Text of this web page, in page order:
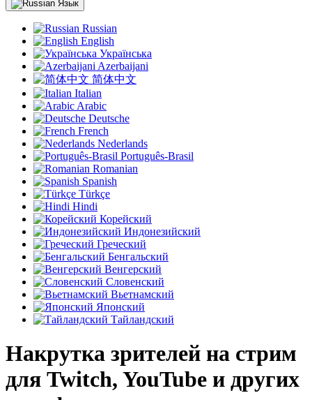
Язык
Russian
English
Українська
Azerbaijani
简体中文
Italian
Arabic
Deutsche
French
Nederlands
Português-Brasil
Romanian
Spanish
Türkçe
Hindi
Корейский
Индонезийский
Греческий
Бенгальский
Венгерский
Словенский
Вьетнамский
Японский
Тайландский
Накрутка зрителей на стрим
для Twitch, YouTube и других